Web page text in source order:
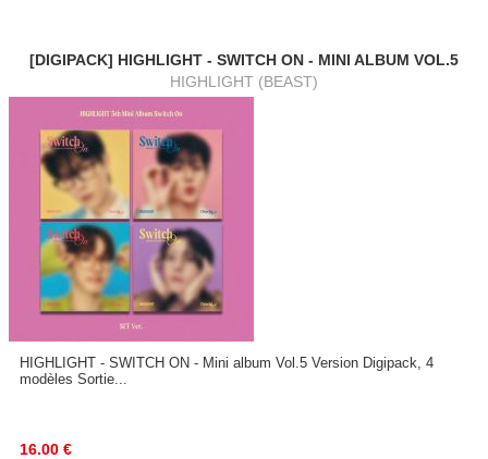
[DIGIPACK] HIGHLIGHT - SWITCH ON - MINI ALBUM VOL.5
HIGHLIGHT (BEAST)
HIGHLIGHT - SWITCH ON - Mini album Vol.5 Version Digipack, 4
modèles Sortie...
16.00 €